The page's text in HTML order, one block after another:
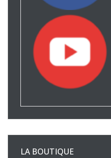
LA BOUTIQUE